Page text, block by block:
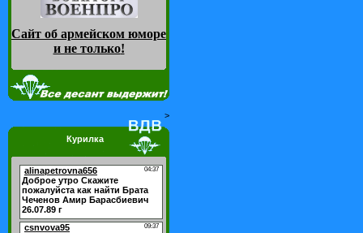
Сайт об армейском юморе
и не только!
>
Курилка